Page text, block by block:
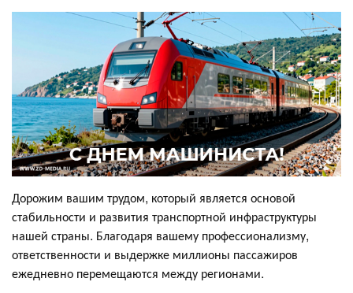
Дорожим вашим трудом, который является основой
стабильности и развития транспортной инфраструктуры
нашей страны. Благодаря вашему профессионализму,
ответственности и выдержке миллионы пассажиров
ежедневно перемещаются между регионами.